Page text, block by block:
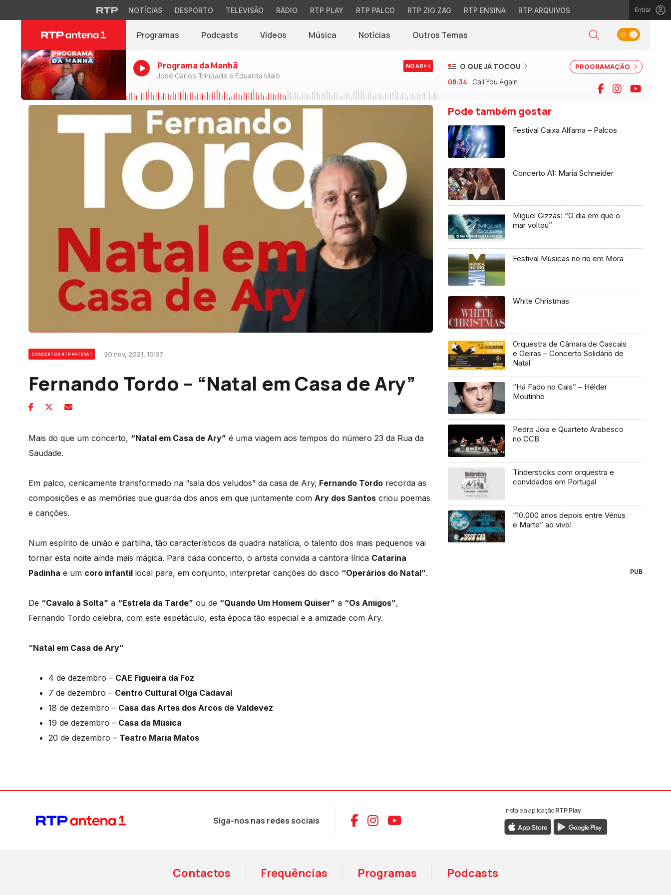
NOTÍCIAS DESPORTO TELEVISÃO RÁDIO RTP PLAY RTP PALCO RTP ZIG ZAG RTP ENSINA RTP ARQUIVOS Entrar
Programas Podcasts Vídeos Música Notícias(abre em nova janela)
Outros Temas Pesquisar
Alternar tema
Programa da Manhã
José Carlos Trindade e Eduarda Maio
NO AR PROGRAMAÇÃO
O QUE JÁ TOCOU
08:34
Call You Again Facebook
Instagram
CONCERTOS RTP ANTENA 1 30 nov, 2021, 10:37
Fernando Tordo – “Natal em Casa de Ary”
Mais do que um concerto, “Natal em Casa de Ary” é uma viagem aos tempos do número 23 da Rua da
Saudade.
Em palco, cenicamente transformado na “sala dos veludos” da casa de Ary, Fernando Tordo recorda as
composições e as memórias que guarda dos anos em que juntamente com Ary dos Santos criou poemas
e canções.
Num espírito de união e partilha, tão característicos da quadra natalícia, o talento dos mais pequenos vai
tornar esta noite ainda mais mágica. Para cada concerto, o artista convida a cantora lírica Catarina
Padinha e um coro infantil local para, em conjunto, interpretar canções do disco “Operários do Natal”.
De “Cavalo à Solta” a “Estrela da Tarde” ou de “Quando Um Homem Quiser” a “Os Amigos”,
Fernando Tordo celebra, com este espetáculo, esta época tão especial e a amizade com Ary.
“Natal em Casa de Ary”
4 de dezembro – CAE Figueira da Foz
7 de dezembro – Centro Cultural Olga Cadaval
18 de dezembro – Casa das Artes dos Arcos de Valdevez
19 de dezembro – Casa da Música
20 de dezembro – Teatro Maria Matos
Pode também gostar
Festival Caixa Alfama – Palcos
Concerto A1: Maria Schneider
Miguel Gizzas: “O dia em que o
mar voltou”
Festival Músicas no rio em Mora
White Christmas
Orquestra de Câmara de Cascais
e Oeiras – Concerto Solidário de
Natal
“Há Fado no Cais” – Hélder
Moutinho
Pedro Jóia e Quarteto Arabesco
no CCB
Tindersticks com orquestra e
convidados em Portugal
“10.000 anos depois entre Vénus
e Marte” ao vivo!
PUB
Siga-nos nas redes sociais Aceder ao Facebook da RTP Antena 1
Aceder ao Instagram da RTP Antena 1
Aceder ao YouTube da RTP Antena 1
Instale a aplicaçãoRTP Play
Contactos Frequências Programas Podcasts